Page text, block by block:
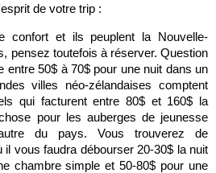
de votre trip :
confort et ils peuplent la Nouvelle-
pensez toutefois à réserver. Question
entre 50$ à 70$ pour une nuit dans un
villes néo-zélandaises comptent
qui facturent entre 80$ et 160$ la
pour les auberges de jeunesse
du pays. Vous trouverez de
vous faudra débourser 20-30$ la nuit
chambre simple et 50-80$ pour une